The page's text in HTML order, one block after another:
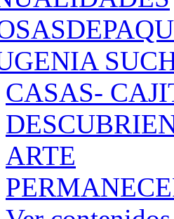
CASAS-
ARTE